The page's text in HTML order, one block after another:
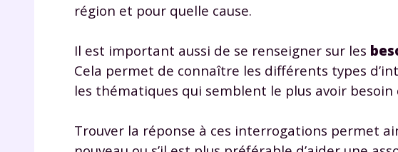
région et pour quelle cause.
Il est important aussi de se renseigner sur les
Cela permet de connaître les différents types
les thématiques qui semblent le plus avoir besoin
Trouver la réponse à ces interrogations permet